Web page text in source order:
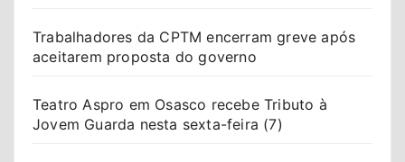
Trabalhadores da CPTM encerram greve após
aceitarem proposta do governo
Teatro Aspro em Osasco recebe Tributo à
Jovem Guarda nesta sexta-feira (7)